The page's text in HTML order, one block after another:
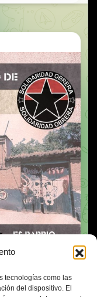
tecnologías como las
del dispositivo. El